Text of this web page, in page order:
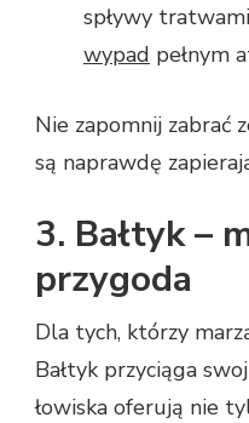
spływy
wypad pełnym
Nie zapomnij zabrać
są naprawdę
3. Bałtyk –
przygoda
Dla tych, którzy
Bałtyk przyciąga
łowiska oferują nie